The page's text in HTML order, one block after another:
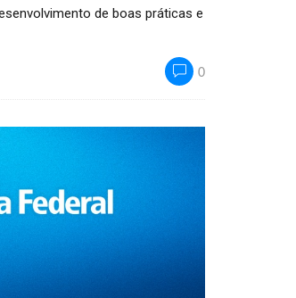
de boas práticas e
0